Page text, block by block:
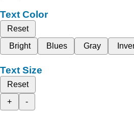
Text Color
Reset
Bright
Blues Gray
Text Size
Reset
+
-